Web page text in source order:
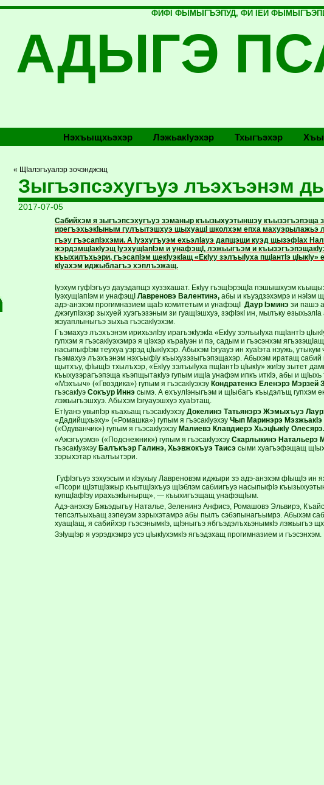
ФИФI ФЫМЫГЪЭПУД, ФИ IЕЙ
АДЫГЭ
Нэхъыщхьэхэр Лэжьакlуэхэр Тхыгъэхэр
« ЩIалэгъуалэр зочэнджэщ
Зыгъэпсэхугъуэ лъэхъэнэм
2017-07-05
Сабийхэм я зыгъэпсэхугъуэ зэманыр къызыхуэтыншэу къызэгъэпэща
ирегъэхьэкIыным гулъытэшхуэ щыхуащI школхэм епха махуэрылажьэ
гъэу гъэсапIэхэми. А Iуэхугъуэм ехьэлIауэ дапщэщи куэд щызэфIах
жэрдэмщIакIуэщ IуэхущIапIэм и унафэщI, лэжьыгъэм и
къыхилъхьэри, гъэсапIэм щекIуэкIащ «ЕкIуу зэлъыIуха пщIантIэ
кIуахэм иджыблагъэ хэплъэжащ.
Iуэхум гуфIэгъуэ дауэдапщэ хузэхашат. ЕкIуу гъэщIэрэщIа пэшышхуэм
IуэхущIапIэм и унафэщI Лавреновэ Валентинэ,абы и къуэдзэхэмрэ и нэIэм
адэ-анэхэм прогимназием щаIэ комитетым и унафэщI Даур Iэминэзи пашэ
джэгупIэхэр зыхуей хуэгъэзэным зи гуащIэшхуэ, зэфIэкI ин, мылъку
жэуаплыныгъэ зыхьа гъэсакIуэхэм.
Гъэмахуэ лъэхъэнэм ирихьэлIэу ирагъэкIуэкIа «ЕкIуу зэлъыIуха пщIантIэ
гупхэм я гъэсакIуэхэмрэ я цIэхэр къраIуэн и пэ, садым и гъэсэнхэм
насыпыфIэм теухуа уэрэд цIыкIухэр. Абыхэм Iэгуауэ ин хуаIэта нэужь, утыкум
гъэмахуэ лъэхъэнэм нэхъыфIу къыхузэзыгъэпэщахэр. Абыхэм иратащ сабий
щытхъу, фIыщIэ тхылъхэр, «ЕкIуу зэлъыIуха пщIантIэ цIыкIу» жиIэу зытет
къыхузэрагъэпэща къэпщытакIуэ гупым ищIа унафэм ипкъ иткIэ, абы и
«Мэхъыч» («Гвоздика») гупым я гъэсакIуэхэу Кондратенкэ Еленэрэ Мэрзей
гъэсакIуэ Сокъур Иннэсымэ. А ехъулIэныгъэм и щIыбагъ къыдэлъщ гупхэм
лэжьыгъэшхуэ. Абыхэм Iэгуауэшхуэ хуаIэтащ.
ЕтIуанэ увыпIэр къахьащ гъэсакIуэхэу Докелинэ Татьянэрэ Жэмыхъуэ
«Дадийщхьэху» («Ромашка») гупым я гъэсакIуэхэу Чып Маринэрэ МэзжьакIэ
(«Одуванчик») гупым я гъэсакIуэхэу Малиевэ Клавдиерэ ХьэцIыкIу Олесярэ.
«Ажэгъуэмэ» («Подснежник») гупым я гъэсакIуэхэу Скарлыкинэ Натальерэ
гъэсакIуэхэу Балъкъэр Галинэ, Хьэвжокъуэ Таисэсыми хуагъэфэщащ
зэрыхэтар къалъытэри.
ГуфIэгъуэ зэхуэсым и кIэухыу Лавреновэм иджыри зэ адэ-анэхэм фIыщIэ ин
«Псори щIэтщIэжыр къытщIэхъуэ щIэблэм сабиигъуэ насыпыфIэ
купщIафIэу ирахьэкIынырщ», — къыхигъэщащ унафэщIым.
Адэ-анэхэу Бжьэдыгъу Наталье, Зеленинэ Анфисэ, Ромашовэ Эльвирэ,
тепсэлъыхьащ зэпеуэм зэрыхэтамрэ абы пылъ сэбэпынагъымрэ. Абыхэм
хуащIащ, я сабийхэр гъэсэнымкIэ, щIэныгъэ ябгъэдэлъхьэнымкIэ лэжьыгъэ
ЗэIущIэр я уэрэдхэмрэ усэ цIыкIухэмкIэ ягъэдэхащ прогимназием и гъэсэнхэм.